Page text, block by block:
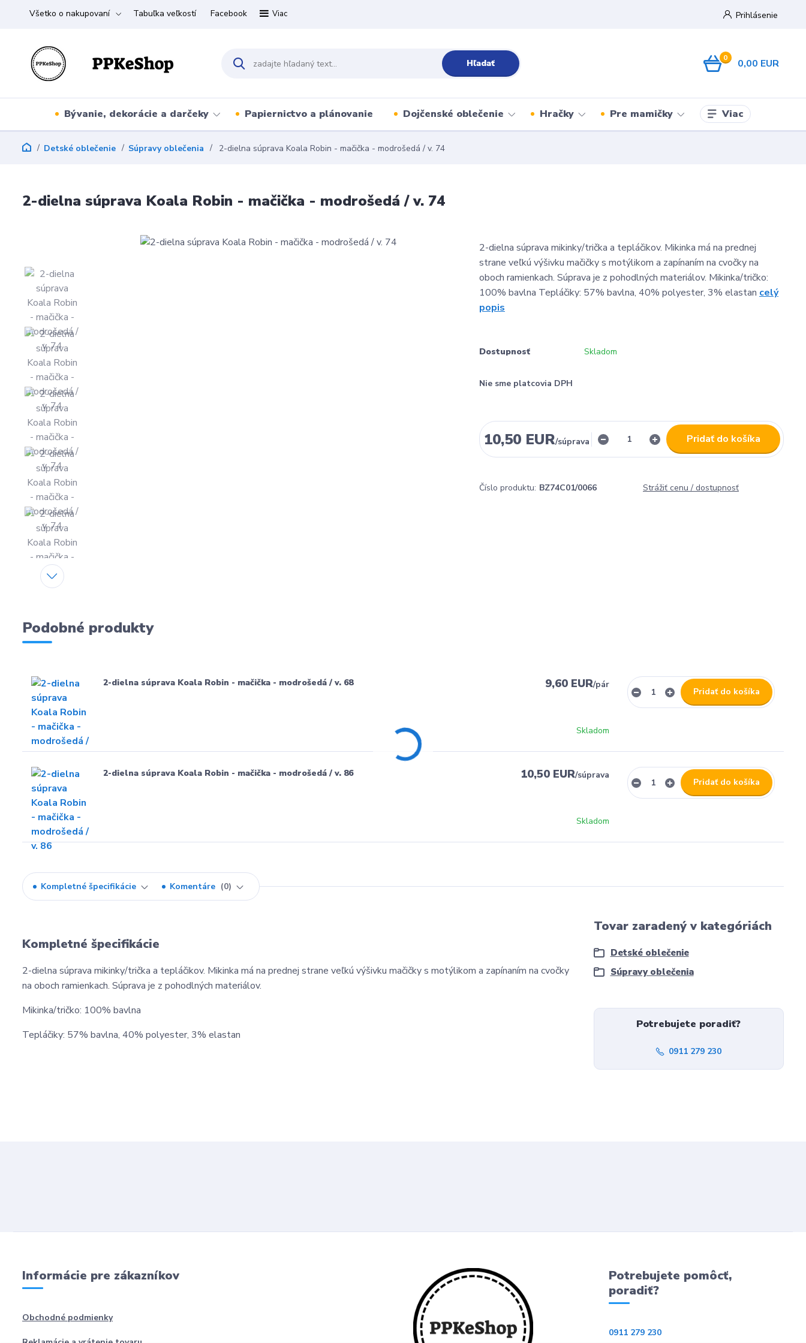
Všetko o nakupovaní Tabuľka veľkostí Facebook Viac Prihlásenie
Hľadať 0 0,00 EUR
Bývanie, dekorácie a darčeky Papiernictvo a plánovanie Dojčenské oblečenie Hračky Pre mamičky Viac
Detské oblečenie Súpravy oblečenia 2-dielna súprava Koala Robin - mačička - modrošedá / v. 74
2-dielna súprava Koala Robin - mačička - modrošedá / v. 74
2-dielna súprava mikinky/trička a tepláčikov. Mikinka má na prednej
strane veľkú výšivku mačičky s motýlikom a zapínaním na cvočky na
oboch ramienkach. Súprava je z pohodlných materiálov. Mikinka/tričko:
100% bavlna Tepláčiky: 57% bavlna, 40% polyester, 3% elastan celý
popis
Dostupnosť Skladom
Nie sme platcovia DPH
10,50 EUR/súprava Pridať do košíka
Číslo produktu: BZ74C01/0066 Strážiť cenu / dostupnosť
Podobné produkty
2-dielna súprava Koala Robin - mačička - modrošedá / v. 68 9,60 EUR/pár
Skladom
Pridať do košíka
2-dielna súprava Koala Robin - mačička - modrošedá / v. 86 10,50 EUR/súprava
Skladom
Pridať do košíka
Kompletné špecifikácie Komentáre 0
Kompletné špecifikácie
2-dielna súprava mikinky/trička a tepláčikov. Mikinka má na prednej strane veľkú výšivku mačičky s motýlikom a zapínaním na cvočky
na oboch ramienkach. Súprava je z pohodlných materiálov.
Mikinka/tričko: 100% bavlna
Tepláčiky: 57% bavlna, 40% polyester, 3% elastan
Tovar zaradený v kategóriách
Detské oblečenie
Súpravy oblečenia
Potrebujete poradiť?
0911 279 230
Informácie pre zákazníkov
Obchodné podmienky
Potrebujete pomôcť,
poradiť?
0911 279 230